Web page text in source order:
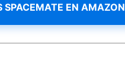
EN AMAZON